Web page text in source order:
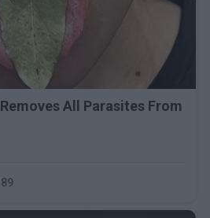
All Parasites From
89